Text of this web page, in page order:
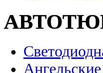
Ангельские